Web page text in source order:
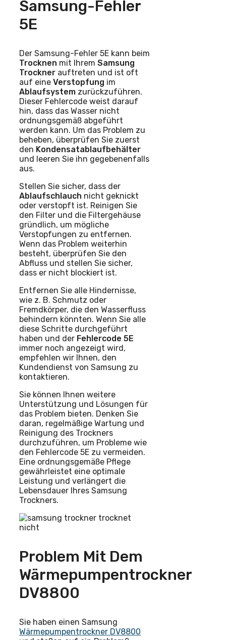
Samsung-Fehler
5E
Der Samsung-Fehler 5E kann beim
Trocknen mit Ihrem Samsung
Trockner auftreten und ist oft
auf eine Verstopfung im
Ablaufsystem zurückzuführen.
Dieser Fehlercode weist darauf
hin, dass das Wasser nicht
ordnungsgemäß abgeführt
werden kann. Um das Problem zu
beheben, überprüfen Sie zuerst
den Kondensatablaufbehälter
und leeren Sie ihn gegebenenfalls
aus.
Stellen Sie sicher, dass der
Ablaufschlauch nicht geknickt
oder verstopft ist. Reinigen Sie
den Filter und die Filtergehäuse
gründlich, um mögliche
Verstopfungen zu entfernen.
Wenn das Problem weiterhin
besteht, überprüfen Sie den
Abfluss und stellen Sie sicher,
dass er nicht blockiert ist.
Entfernen Sie alle Hindernisse,
wie z. B. Schmutz oder
Fremdkörper, die den Wasserfluss
behindern könnten. Wenn Sie alle
diese Schritte durchgeführt
haben und der Fehlercode 5E
immer noch angezeigt wird,
empfehlen wir Ihnen, den
Kundendienst von Samsung zu
kontaktieren.
Sie können Ihnen weitere
Unterstützung und Lösungen für
das Problem bieten. Denken Sie
daran, regelmäßige Wartung und
Reinigung des Trockners
durchzuführen, um Probleme wie
den Fehlercode 5E zu vermeiden.
Eine ordnungsgemäße Pflege
gewährleistet eine optimale
Leistung und verlängert die
Lebensdauer Ihres Samsung
Trockners.
Problem Mit Dem
Wärmepumpentrockner
DV8800
Sie haben einen Samsung
Wärmepumpentrockner DV8800